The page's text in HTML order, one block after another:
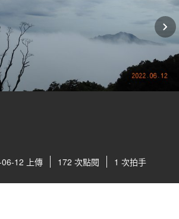
12 上傳 172 次點閱 1 次拍手